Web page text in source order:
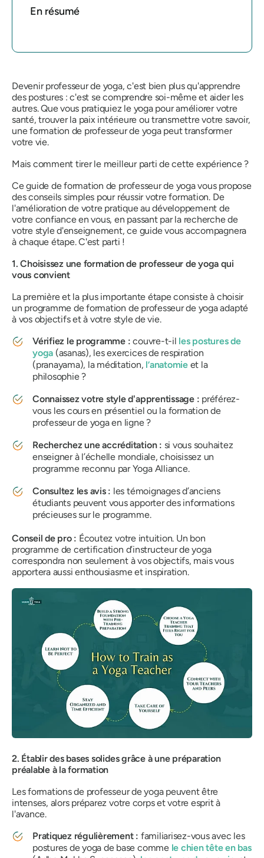
En résumé
Devenir professeur de yoga, c'est bien plus qu'apprendre
des postures : c'est se comprendre soi-même et aider les
autres. Que vous pratiquiez le yoga pour améliorer votre
santé, trouver la paix intérieure ou transmettre votre savoir,
une formation de professeur de yoga peut transformer
votre vie.
Mais comment tirer le meilleur parti de cette expérience ?
Ce guide de formation de professeur de yoga vous propose
des conseils simples pour réussir votre formation. De
l'amélioration de votre pratique au développement de
votre confiance en vous, en passant par la recherche de
votre style d'enseignement, ce guide vous accompagnera
à chaque étape. C'est parti !
1. Choisissez une formation de professeur de yoga qui
vous convient
La première et la plus importante étape consiste à choisir
un programme de formation de professeur de yoga adapté
à vos objectifs et à votre style de vie.
Vérifiez le programme : couvre-t-il les postures de
yoga (asanas), les exercices de respiration
(pranayama), la méditation, l’anatomieet la
philosophie ?
Connaissez votre style d'apprentissage : préférez-
vous les cours en présentiel ou la formation de
professeur de yoga en ligne ?
Recherchez une accréditation : si vous souhaitez
enseigner à l’échelle mondiale, choisissez un
programme reconnu par Yoga Alliance.
Consultez les avis : les témoignages d’anciens
étudiants peuvent vous apporter des informations
précieuses sur le programme.
Conseil de pro : Écoutez votre intuition. Un bon
programme de certification d’instructeur de yoga
correspondra non seulement à vos objectifs, mais vous
apportera aussi enthousiasme et inspiration.
2. Établir des bases solides grâce à une préparation
préalable à la formation
Les formations de professeur de yoga peuvent être
intenses, alors préparez votre corps et votre esprit à
l'avance.
Pratiquez régulièrement : familiarisez-vous avec les
postures de yoga de base comme le chien tête en bas